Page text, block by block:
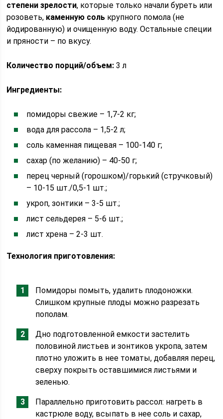
степени зрелости, которые только начали буреть или
розоветь, каменную соль крупного помола (не
йодированную) и очищенную воду. Остальные специи
и пряности – по вкусу.
Количество порций/объем: 3 л
Ингредиенты:
помидоры свежие – 1,7-2 кг;
вода для рассола – 1,5-2 л;
соль каменная пищевая – 100-140 г;
сахар (по желанию) – 40-50 г;
перец черный (горошком)/горький (стручковый)
– 10-15 шт./0,5-1 шт.;
укроп, зонтики – 3-5 шт.;
лист сельдерея – 5-6 шт.;
лист хрена – 2-3 шт.
Технология приготовления:
Помидоры помыть, удалить плодоножки.
Слишком крупные плоды можно разрезать
пополам.
Дно подготовленной емкости застелить
половиной листьев и зонтиков укропа, затем
плотно уложить в нее томаты, добавляя перец,
сверху покрыть оставшимися листьями и
зеленью.
Параллельно приготовить рассол: нагреть в
кастрюле воду, всыпать в нее соль и сахар,